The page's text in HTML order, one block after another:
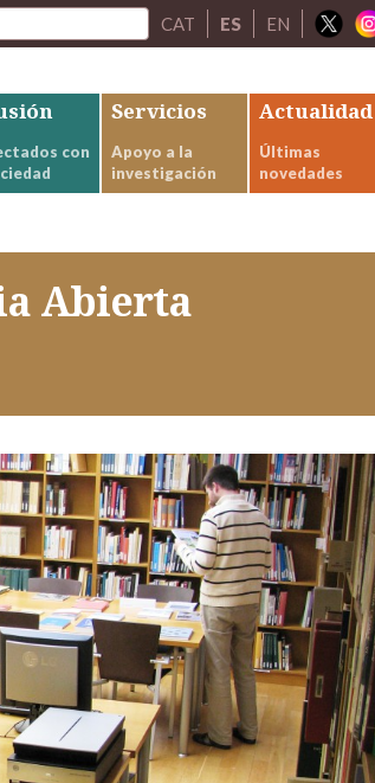
CAT ES EN
con
Servicios
Apoyo a la
investigación
Actualidad
Últimas
novedades
Abierta